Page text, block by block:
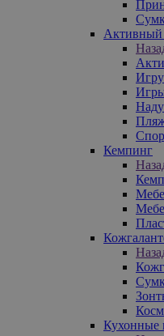
Активный
Кемпинг
Кухонные